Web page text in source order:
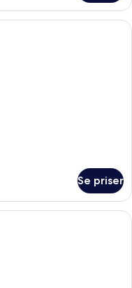
Apartment | Premium-
Se priser
Loft Family Apartment |